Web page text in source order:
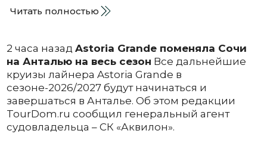
Читать полностью
2 часа назад Astoria Grande поменяла Сочи
на Анталью на весь сезон Все дальнейшие
круизы лайнера Astoria Grande в
сезоне-2026/2027 будут начинаться и
завершаться в Анталье. Об этом редакции
TourDom.ru сообщил генеральный агент
судовладельца – СК «Аквилон».